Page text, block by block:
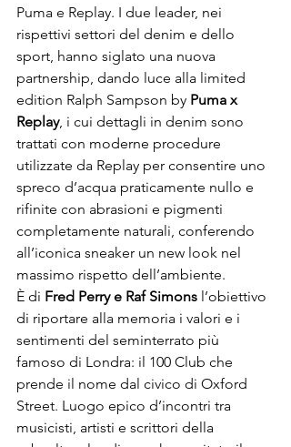
Puma e Replay. I due leader, nei
rispettivi settori del denim e dello
sport, hanno siglato una nuova
partnership, dando luce alla limited
edition Ralph Sampson by Puma x
Replay, i cui dettagli in denim sono
trattati con moderne procedure
utilizzate da Replay per consentire uno
spreco d’acqua praticamente nullo e
rifinite con abrasioni e pigmenti
completamente naturali, conferendo
all’iconica sneaker un new look nel
massimo rispetto dell’ambiente.
È di Fred Perry e Raf Simons l’obiettivo
di riportare alla memoria i valori e i
sentimenti del seminterrato più
famoso di Londra: il 100 Club che
prende il nome dal civico di Oxford
Street. Luogo epico d’incontri tra
musicisti, artisti e scrittori della